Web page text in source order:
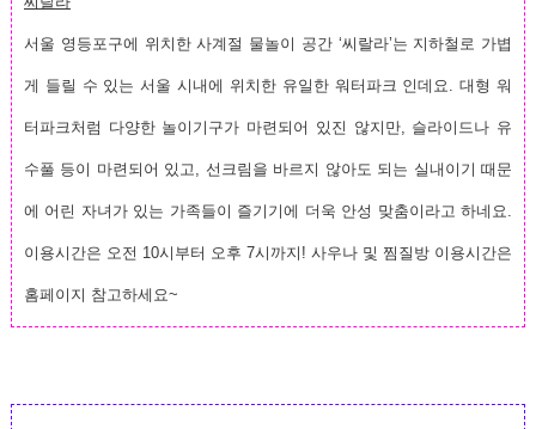
서울 영등포구에 위치한 사계절 물놀이 공간 ‘씨랄라’는 지하철로 가볍
게 들릴 수 있는 서울 시내에 위치한 유일한 워터파크 인데요. 대형 워
터파크처럼 다양한 놀이기구가 마련되어 있진 않지만, 슬라이드나 유
수풀 등이 마련되어 있고, 선크림을 바르지 않아도 되는 실내이기 때문
에 어린 자녀가 있는 가족들이 즐기기에 더욱 안성 맞춤이라고 하네요.
이용시간은 오전 10시부터 오후 7시까지! 사우나 및 찜질방 이용시간은
홈페이지 참고하세요~